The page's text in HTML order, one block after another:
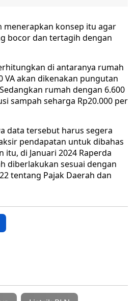
menerapkan konsep itu agar
bocor dan tertagih dengan
di antaranya rumah
VA akan dikenakan pungutan
rumah dengan 6.600
sampah seharga Rp20.000 per
data tersebut harus segera
pendapatan untuk dibahas
itu, di Januari 2024 Raperda
diberlakukan sesuai dengan
tentang Pajak Daerah dan